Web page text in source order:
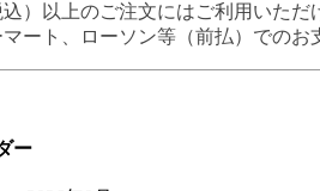
）以上のご注文にはご利用いただ
ート、ローソン等（前払）でのお
ー